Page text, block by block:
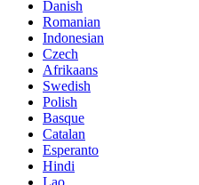
Danish
Romanian
Indonesian
Czech
Afrikaans
Swedish
Polish
Basque
Catalan
Esperanto
Hindi
Lao